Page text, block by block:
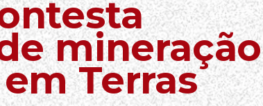
mineração
Terras